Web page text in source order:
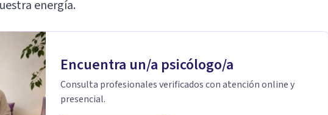
energía.
Encuentra un/a psicólogo/a
Consulta profesionales verificados con atención online y
presencial.